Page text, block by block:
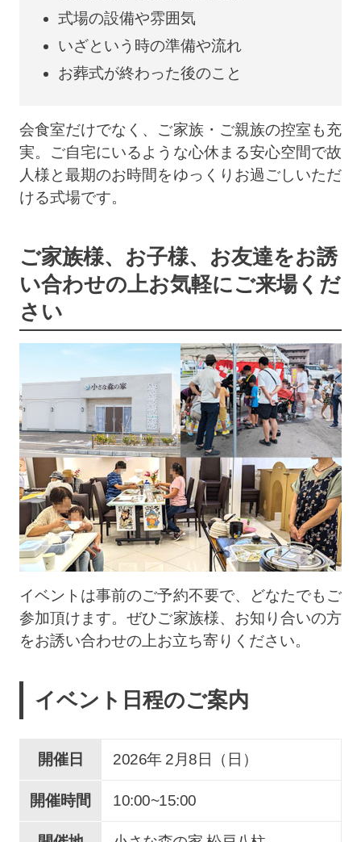
式場の設備や雰囲気
いざという時の準備や流れ
お葬式が終わった後のこと
会食室だけでなく、ご家族・ご親族の控室も充
実。ご自宅にいるような心休まる安心空間で故
人様と最期のお時間をゆっくりお過ごしいただ
ける式場です。
ご家族様、お子様、お友達をお誘
い合わせの上お気軽にご来場くだ
さい
イベントは事前のご予約不要で、どなたでもご
参加頂けます。ぜひご家族様、お知り合いの方
をお誘い合わせの上お立ち寄りください。
イベント日程のご案内
開催日 2026年 2 月8日（日）
開催時間 10:00~15:00